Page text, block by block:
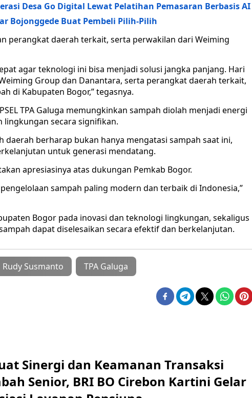
Desa Go Digital Lewat Pelatihan Pemasaran Berbasis AI
Bojonggede Buat Pembeli Pilih-Pilih
perangkat daerah terkait, serta perwakilan dari Weiming
agar teknologi ini bisa menjadi solusi jangka panjang. Hari
Group dan Danantara, serta perangkat daerah terkait,
di Kabupaten Bogor,” tegasnya.
TPA Galuga memungkinkan sampah diolah menjadi energi
secara signifikan.
daerah berharap bukan hanya mengatasi sampah saat ini,
untuk generasi mendatang.
apresiasinya atas dukungan Pemkab Bogor.
sampah paling modern dan terbaik di Indonesia,”
Bogor pada inovasi dan teknologi lingkungan, sekaligus
dapat diselesaikan secara efektif dan berkelanjutan.
Rudy Susmanto TPA Galuga
Sinergi dan Keamanan Transaksi
Senior, BRI BO Cirebon Kartini Gelar